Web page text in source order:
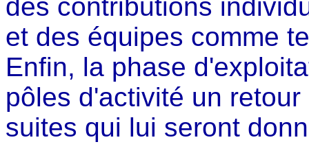
des contributions
et des équipes comme
Enfin, la phase
pôles d'activité un
suites qui lui seront